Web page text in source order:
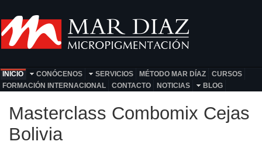
INICIO CONÓCENOS SERVICIOS MÉTODO MAR DÍAZ
CURSOS
FORMACIÓN INTERNACIONAL
CONTACTO NOTICIAS BLOG
Masterclass Combomix Cejas
Bolivia